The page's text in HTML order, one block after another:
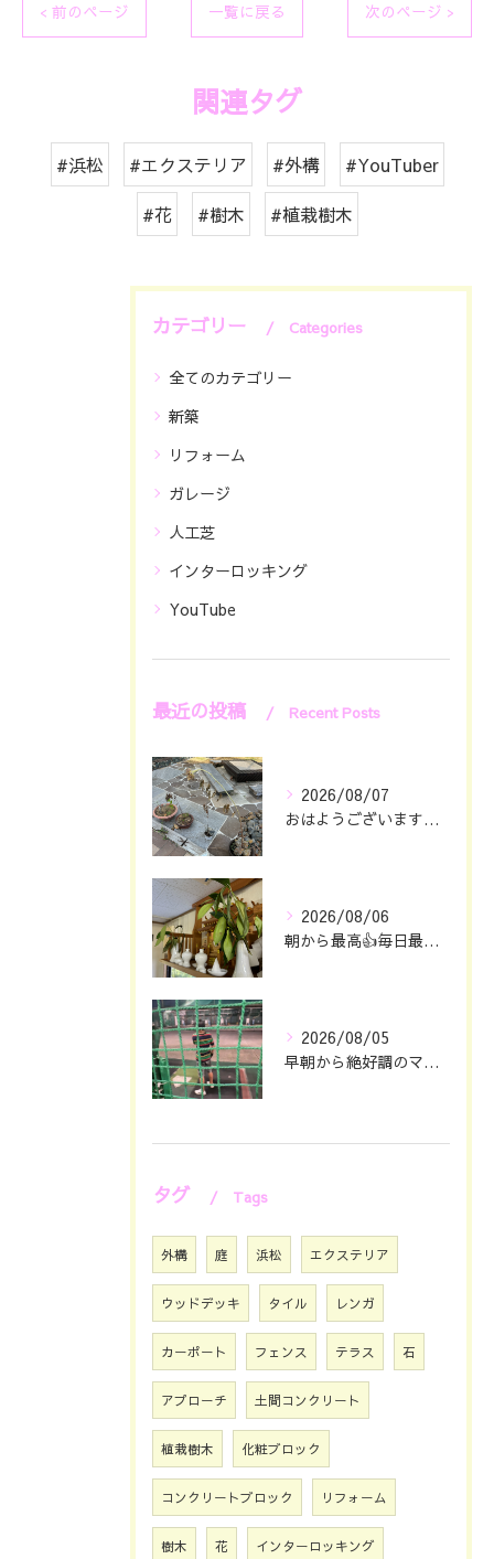
< 前のページ 一覧に戻る 次のページ >
関連タグ
#浜松 #エクステリア #外構 #YouTuber
#花 #樹木 #植栽樹木
カテゴリー Categories
全てのカテゴリー
新築
リフォーム
ガレージ
人工芝
インターロッキング
YouTube
最近の投稿 Recent Posts
2026/08/07
おはようございます🖐️😊
2026/08/06
朝から最高👍毎日最幸の😁マツジン社長でございます🤗
2026/08/05
早朝から絶好調のマツジン社長でございます✌️😁
タグ Tags
外構 庭 浜松 エクステリア
ウッドデッキ タイル レンガ
カーポート フェンス テラス 石
アプローチ 土間コンクリート
植栽樹木 化粧ブロック
コンクリートブロック リフォーム
樹木 花 インターロッキング